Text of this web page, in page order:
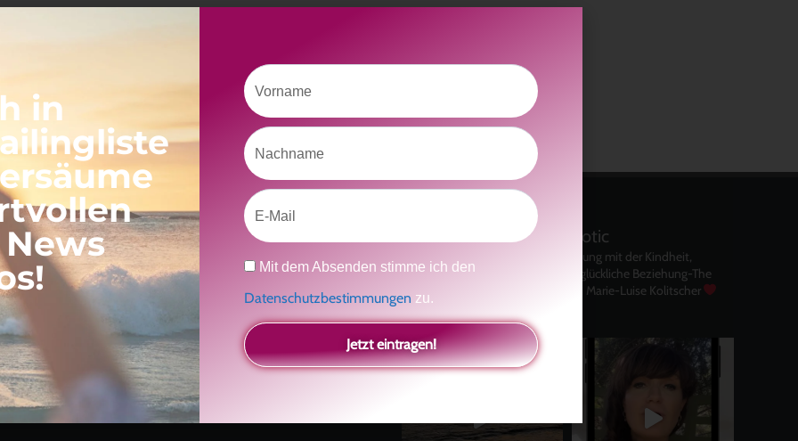
Neueste Beiträge
Ein Geschenk für dich
und eine besondere
Einladung
Der Teil von dir, der gesehen werden möchte
Vielleicht geht es gar nicht darum, noch mehr zu
verstehen
Manchmal braucht es einfach eine kleine Auszeit
kolitscher.by.biotic
Selbstliebe, Aussöhnung mit der Kindheit,
Potenzial entfalten, glückliche Beziehung-The
Asha und Marie-Luise Kolitscher
in
Vorname
Nachname
Email
Datenschutz
Mit dem Absenden stimme ich den
Datenschutzbestimmungen zu.
Jetzt eintragen!